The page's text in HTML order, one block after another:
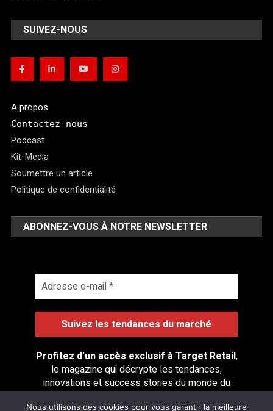
SUIVEZ-NOUS
A propos
Contactez-nous
Podcast
Kit-Media
Soumettre un article
Politique de confidentialité
ABONNEZ-VOUS À NOTRE NEWSLETTER
Profitez d’un accès exclusif à Target Retail,
le magazine qui décrypte les tendances,
innovations et success stories du monde du
retail.
Nous utilisons des cookies pour vous garantir la meilleure